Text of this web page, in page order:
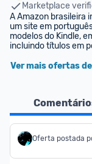
Marketplace
A Amazon brasileira
um site em
modelos do Kindle,
incluindo títulos em
Ver mais ofertas
Oferta postada